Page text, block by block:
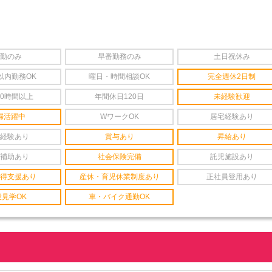
のみ 早番勤務のみ 土日祝休み
内勤務OK 曜日・時間相談OK 完全週休2日制
時間以上 年間休日120日 未経験歓迎
活躍中 WワークOK 居宅経験あり
験あり 賞与あり 昇給あり
助あり 社会保険完備 託児施設あり
支援あり 産休・育児休業制度あり 正社員登用あり
見学OK 車・バイク通勤OK